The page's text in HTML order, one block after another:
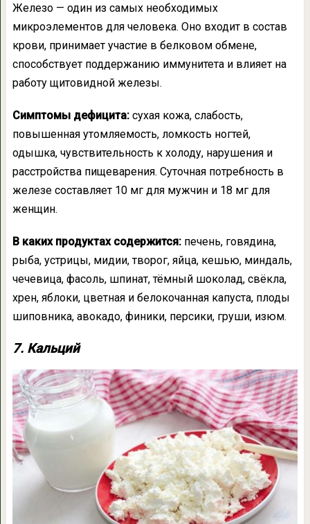
Железо — один из самых необходимых
микроэлементов для человека. Оно входит в состав
крови, принимает участие в белковом обмене,
способствует поддержанию иммунитета и влияет на
работу щитовидной железы.
Симптомы дефицита:сухая кожа, слабость,
повышенная утомляемость, ломкость ногтей,
одышка, чувствительность к холоду, нарушения и
расстройства пищеварения. Суточная потребность в
железе составляет 10 мг для мужчин и 18 мг для
женщин.
В каких продуктах содержится:печень, говядина,
рыба, устрицы, мидии, творог, яйца, кешью, миндаль,
чечевица, фасоль, шпинат, тёмный шоколад, свёкла,
хрен, яблоки, цветная и белокочанная капуста, плоды
шиповника, авокадо, финики, персики, груши, изюм.
7. Кальций